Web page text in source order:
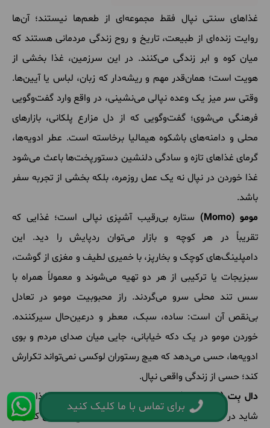
غذاهای سنتی نپال فقط مجموعه‌ای از طعم‌ها نیستند؛ آن‌ها
روایت زنده‌ای از طبیعت، تاریخ و روح زندگی مردمانی هستند که
میان کوه و ابر زندگی می‌کنند. در این سرزمین، غذا بخشی از
هویت است؛ همان‌قدر مهم و ریشه‌دار که زبان، لباس یا آیین‌ها.
وقتی سر میز یک وعده نپالی می‌نشینی، در واقع وارد گفت‌وگویی
فرهنگی می‌شوی؛ گفت‌وگویی که از دل مزارع پلکانی، بازارهای
محلی و دامنه‌های باشکوه هیمالیا برخاسته است. عطر ادویه‌ها،
گرمای غذاهای تازه و سادگی دلنشین دستورپخت‌ها باعث می‌شود
غذا خوردن در نپال نه یک عمل روزمره، بلکه بخشی از تجربه سفر
باشد.
مومو (Momo)
ستاره بی‌رقیب آشپزی نپالی است؛ غذایی که
تقریباً در هر کوچه و بازار می‌توان ردپایش را دید. این
دامپلینگ‌های کوچک و بخارپز، با خمیری لطیف و مغزی از گوشت،
سبزیجات یا ترکیبی از هر دو تهیه می‌شوند و معمولاً همراه با
سس تند محلی سرو می‌گردند. راز محبوبیت مومو در تعادل
بی‌نقص آن است: ساده، سبک، معطر و درعین‌حال سیرکننده.
خوردن مومو در یک دکه خیابانی، جایی میان صدای مردم و بوی
ادویه‌ها، حسی می‌دهد که هیچ رستوران لوکسی نمی‌تواند تکرارش
کند؛ حسی از زندگی واقعی نپال.
دال بِت (Dal Bhat)
ستون اصلی سفره نپالی‌هاست؛ غذایی که
شاید در نگاه اول ساده به نظر برسد، اما در واقع نمونه‌ای کامل از
برای تماس با ما کلیک کنید